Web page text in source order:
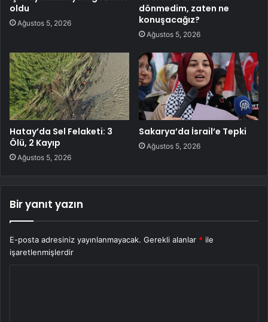
oldu
Ağustos 5, 2026
dönmedim, zaten ne
konuşacağız?
Ağustos 5, 2026
Hatay’da Sel Felaketi: 3
Ölü, 2 Kayıp
Ağustos 5, 2026
Sakarya’da İsrail’e Tepki
Ağustos 5, 2026
Bir yanıt yazın
E-posta adresiniz yayınlanmayacak. Gerekli alanlar * ile
işaretlenmişlerdir